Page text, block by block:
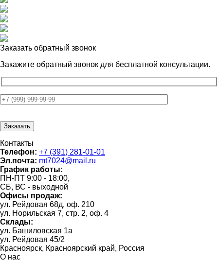
Заказать обратный звонок
Закажите обратный звонок для бесплатной консультации.
Контакты
Телефон: +7 (391) 281-01-01
Эл.почта: mt7024@mail.ru
График работы:
ПН-ПТ 9:00 - 18:00,
СБ, ВС - выходной
Офисы продаж:
ул. Рейдовая 68д, оф. 210
ул. Норильская 7, стр. 2, оф. 4
Склады:
ул. Башиловская 1а
ул. Рейдовая 45/2
Красноярск, Красноярский край, Россия
О нас